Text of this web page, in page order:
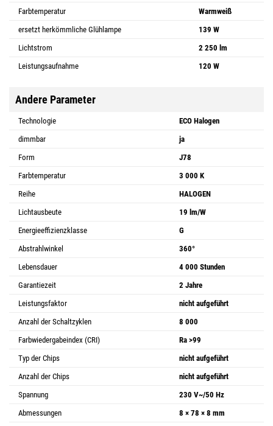
Farbtemperatur
Warmweiß
ersetzt herkömmliche Glühlampe
139 W
Lichtstrom
2 250 lm
Leistungsaufnahme
120 W
Andere Parameter
Technologie
ECO Halogen
dimmbar
ja
Form
J78
Farbtemperatur
3 000 K
Reihe
HALOGEN
Lichtausbeute
19 lm/W
Energieeffizienzklasse
G
Abstrahlwinkel
360°
Lebensdauer
4 000 Stunden
Garantiezeit
2 Jahre
Leistungsfaktor
nicht aufgeführt
Anzahl der Schaltzyklen
8 000
Farbwiedergabeindex (CRI)
Ra >99
Typ der Chips
nicht aufgeführt
Anzahl der Chips
nicht aufgeführt
Spannung
230 V~/50 Hz
Abmessungen
8 × 78 × 8 mm